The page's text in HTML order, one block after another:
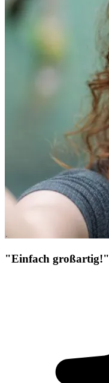
"Einfach großartig!"